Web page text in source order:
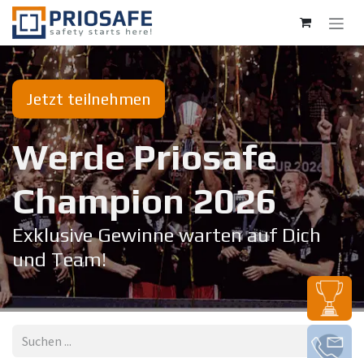
Zum Inhalt springen
Jetzt teilnehmen
Werde Priosafe
Champion 20​26
Exklusive Gewinne warten auf Dich
und Team!